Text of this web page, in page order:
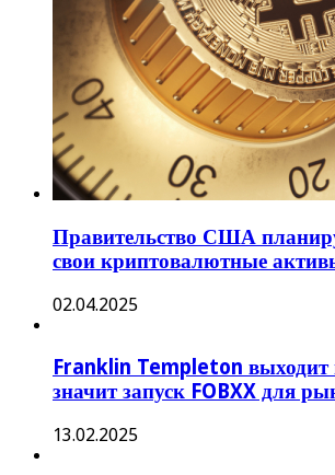
Правительство США
свои криптовалютные
02.04.2025
Franklin Templeton выходит
значит запуск FOBXX для
13.02.2025